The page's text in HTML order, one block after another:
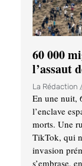
60 000
l’assaut
La Rédaction
En une nuit,
l’enclave
morts. Une
TikTok, qui
invasion
s’embrase,